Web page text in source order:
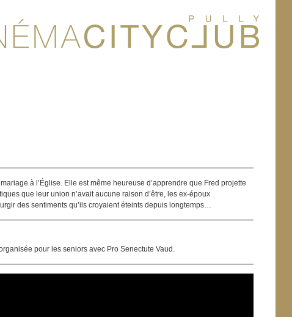
à l’Église. Elle est même heureuse d’apprendre que Fred projette
que leur union n’avait aucune raison d’être, les ex-époux
des sentiments qu’ils croyaient éteints depuis longtemps…
pour les seniors avec Pro Senectute Vaud.